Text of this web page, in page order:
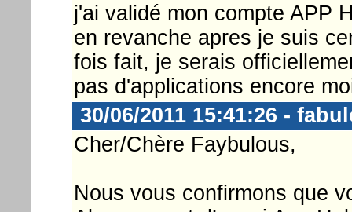
j'ai validé mon compte APP
en revanche apres je suis
fois fait, je serais
pas d'applications encore
30/06/2011 15:41:26 -
Cher/Chère Faybulous,
Nous vous confirmons que